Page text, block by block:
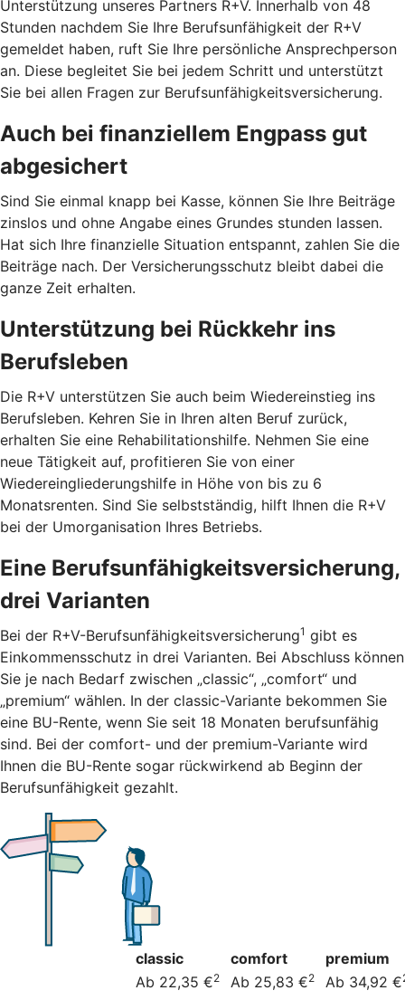
Unterstützung unseres Partners R+V. Innerhalb von 48
Stunden nachdem Sie Ihre Berufsunfähigkeit der R+V
gemeldet haben, ruft Sie Ihre persönliche Ansprechperson
an. Diese begleitet Sie bei jedem Schritt und unterstützt
Sie bei allen Fragen zur Berufsunfähigkeitsversicherung.
Auch bei finanziellem Engpass gut
abgesichert
Sind Sie einmal knapp bei Kasse, können Sie Ihre Beiträge
zinslos und ohne Angabe eines Grundes stunden lassen.
Hat sich Ihre finanzielle Situation entspannt, zahlen Sie die
Beiträge nach. Der Versicherungsschutz bleibt dabei die
ganze Zeit erhalten.
Unterstützung bei Rückkehr ins
Berufsleben
Die R+V unterstützen Sie auch beim Wiedereinstieg ins
Berufsleben. Kehren Sie in Ihren alten Beruf zurück,
erhalten Sie eine Rehabilitationshilfe. Nehmen Sie eine
neue Tätigkeit auf, profitieren Sie von einer
Wiedereingliederungshilfe in Höhe von bis zu 6
Monatsrenten. Sind Sie selbstständig, hilft Ihnen die R+V
bei der Umorganisation Ihres Betriebs.
Eine Berufsunfähigkeitsversicherung,
drei Varianten
Bei der R+V-Berufsunfähigkeitsversicherung1 gibt es
Einkommensschutz in drei Varianten. Bei Abschluss können
Sie je nach Bedarf zwischen „classic“, „comfort“ und
„premium“ wählen. In der classic-Variante bekommen Sie
eine BU-Rente, wenn Sie seit 18 Monaten berufsunfähig
sind. Bei der comfort- und der premium-Variante wird
Ihnen die BU-Rente sogar rückwirkend ab Beginn der
Berufsunfähigkeit gezahlt.
classic comfort
premium
Ab 22,35 €2 Ab 25,83 €2 Ab 34,92 €